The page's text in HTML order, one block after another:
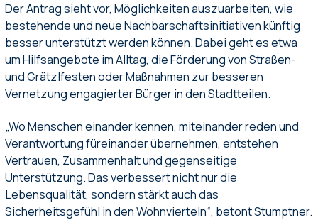
Der Antrag sieht vor, Möglichkeiten auszuarbeiten, wie
bestehende und neue Nachbarschaftsinitiativen künftig
besser unterstützt werden können. Dabei geht es etwa
um Hilfsangebote im Alltag, die Förderung von Straßen-
und Grätzlfesten oder Maßnahmen zur besseren
Vernetzung engagierter Bürger in den Stadtteilen.
„Wo Menschen einander kennen, miteinander reden und
Verantwortung füreinander übernehmen, entstehen
Vertrauen, Zusammenhalt und gegenseitige
Unterstützung. Das verbessert nicht nur die
Lebensqualität, sondern stärkt auch das
Sicherheitsgefühl in den Wohnvierteln“, betont Stumptner.